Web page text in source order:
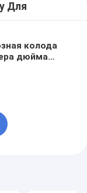
Для
колода
дюйма